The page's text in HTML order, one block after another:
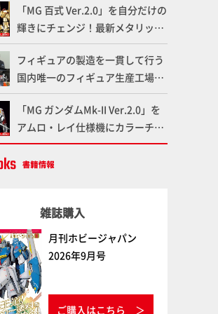
ート！Prime Videoで国内独占配
信
「MG 百式 Ver.2.0」を自分だけの
輝きにチェンジ！最新メタリック
塗料を使ってより金属感を増した
仕上がりに!!【試し読み】
フィギュアの製造を一貫して行う
国内唯一のフィギュア生産工場グ
ッドスマイルカンパニーの楽月・
望月工場に突撃！谷本工場長への
インタビューと『PLAMAX AAAヴ
ンダー』の続報も！
「MG ガンダムMk-II Ver.2.0」を
アムロ・レイ仕様機にカラーチェ
ンジ!! ラッカー塗料の定番技法を
押さえるだけでハイクオリティの
雑誌購入
月刊ホビージャパン
2026年9月号
ご購入はこちら